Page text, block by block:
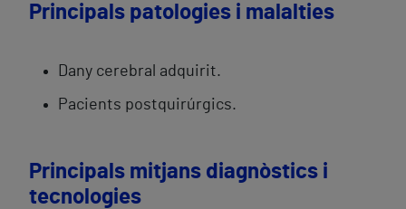
Principals patologies i malalties
Dany cerebral adquirit.
Pacients postquirúrgics.
Principals mitjans diagnòstics i
tecnologies